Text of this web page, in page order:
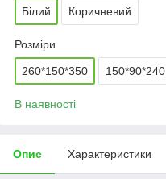
Білий Коричневий
Розміри
260*150*350 150*90*240
В наявності
Опис Характеристики